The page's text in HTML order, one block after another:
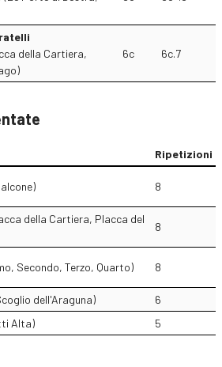
della Cartiera,
6c 6c.7
Ripetizioni
8
della Cartiera, Placca del
8
Secondo, Terzo, Quarto) 8
dell'Araguna)
6
Alta) 5